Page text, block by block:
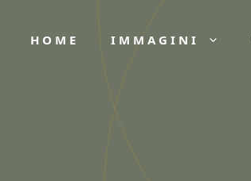
HOME IMMAGINI